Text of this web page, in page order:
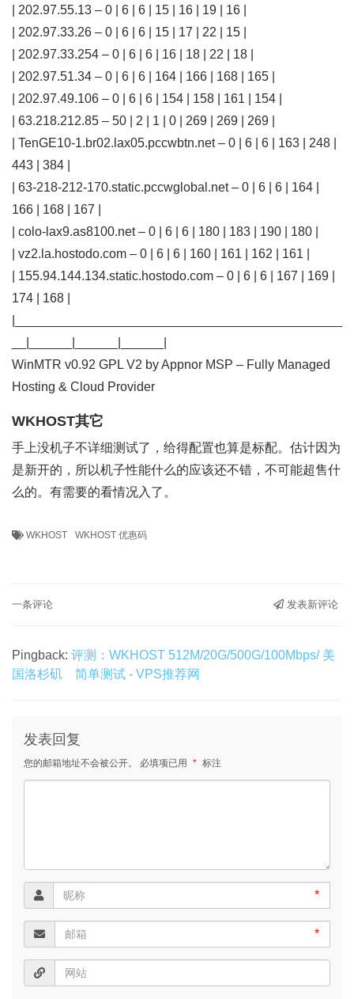
| 202.97.55.13 – 0 | 6 | 6 | 15 | 16 | 19 | 16 |
| 202.97.33.26 – 0 | 6 | 6 | 15 | 17 | 22 | 15 |
| 202.97.33.254 – 0 | 6 | 6 | 16 | 18 | 22 | 18 |
| 202.97.51.34 – 0 | 6 | 6 | 164 | 166 | 168 | 165 |
| 202.97.49.106 – 0 | 6 | 6 | 154 | 158 | 161 | 154 |
| 63.218.212.85 – 50 | 2 | 1 | 0 | 269 | 269 | 269 |
| TenGE10-1.br02.lax05.pccwbtn.net – 0 | 6 | 6 | 163 | 248 |
443 | 384 |
| 63-218-212-170.static.pccwglobal.net – 0 | 6 | 6 | 164 |
166 | 168 | 167 |
| colo-lax9.as8100.net – 0 | 6 | 6 | 180 | 183 | 190 | 180 |
| vz2.la.hostodo.com – 0 | 6 | 6 | 160 | 161 | 162 | 161 |
| 155.94.144.134.static.hostodo.com – 0 | 6 | 6 | 167 | 169 |
174 | 168 |
WinMTR v0.92 GPL V2 by Appnor MSP – Fully Managed
Hosting & Cloud Provider
WKHOST其它
手上没机子不详细测试了，给得配置也算是标配。估计因为
是新开的，所以机子性能什么的应该还不错，不可能超售什
么的。有需要的看情况入了。
WKHOST WKHOST 优惠码
一条评论 发表新评论
Pingback: 评测：WKHOST 512M/20G/500G/100Mbps/ 美
国洛杉矶 简单测试 - VPS推荐网
发表回复
您的邮箱地址不会被公开。 必填项已用 * 标注
*
*